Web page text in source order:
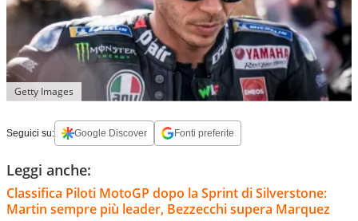
Getty Images
Seguici su: Google Discover Fonti preferite
Leggi anche:
Classifica Piloti MotoGP dopo la Sprint di Silverstone:
Martin sempre più leader, Bezzecchi supera Marquez